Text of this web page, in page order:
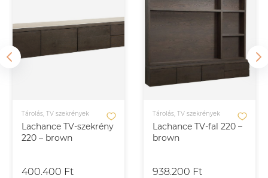
Lachance TV-szekrény
220 – brown
Tárolás, TV szekrények
400.400 Ft
Lachance TV-fal 220 –
brown
Tárolás, TV szekrények
938.200 Ft